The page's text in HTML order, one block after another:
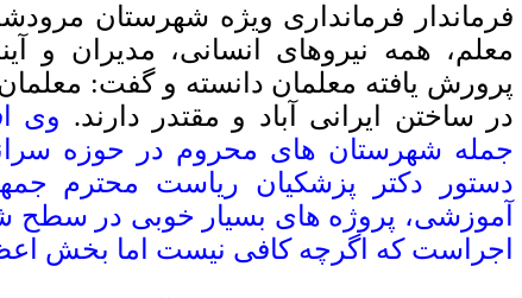
فرماندار فرمانداری ویژه شهرستان
معلم، همه نیروهای انسانی، مدیران و
پرورش یافته معلمان دانسته و گفت:
در ساختن ایرانی آباد و مقتدر دارند. وی
جمله شهرستان های محروم در حوزه
دستور دکتر پزشکیان ریاست محترم
آموزشی، پروژه های بسیار خوبی در سطح
اجراست که اگرچه کافی نیست اما بخش